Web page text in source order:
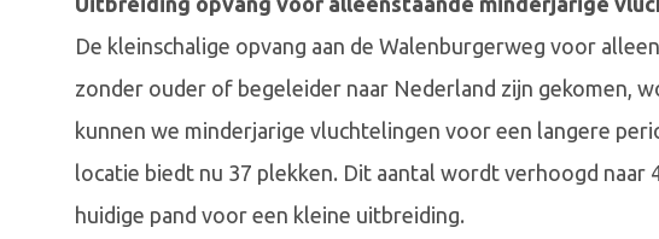
De kleinschalige opvang aan de Walenburgerweg voor
zonder ouder of begeleider naar Nederland zijn gekomen,
kunnen we minderjarige vluchtelingen voor een langere
locatie biedt nu 37 plekken. Dit aantal wordt verhoogd naar
huidige pand voor een kleine uitbreiding.